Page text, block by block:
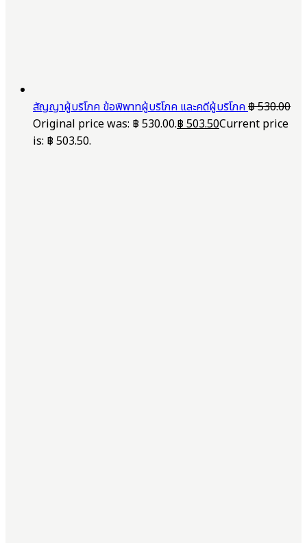
สัญญาผู้บริโภค ข้อพิพาทผู้บริโภค และคดีผู้บริโภค฿530.00
Original price was: ฿ 530.00.฿503.50Current price
is: ฿ 503.50.